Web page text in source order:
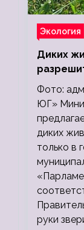
Экология
Диких
зоопарки
Фото:
ЮГ»
диких
только в
руки